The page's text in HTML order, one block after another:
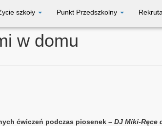
szkoły Punkt Przedszkolny
w domu
ćwiczeń podczas piosenek – DJ Miki-Ręce